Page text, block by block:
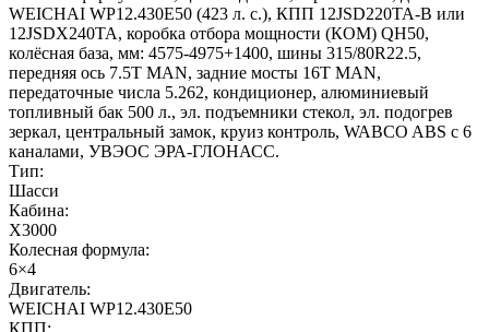
WEICHAI WP12.430E50 (423 л. с.), КПП 12JSD220TA-B или
12JSDX240TA, коробка отбора мощности (КОМ) QH50,
колёсная база, мм: 4575-4975+1400, шины 315/80R22.5,
передняя ось 7.5T MAN, задние мосты 16T MAN,
передаточные числа 5.262, кондиционер, алюминиевый
топливный бак 500 л., эл. подъемники стекол, эл. подогрев
зеркал, центральный замок, круиз контроль, WABCO ABS с 6
каналами, УВЭОС ЭРА-ГЛОНАСС.
Тип:
Шасси
Кабина:
X3000
Колесная формула:
6×4
Двигатель:
WEICHAI WP12.430E50
КПП: